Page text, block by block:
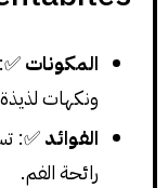
المكونات
ونكهات
الفوائد✅:
رائحة الفم.